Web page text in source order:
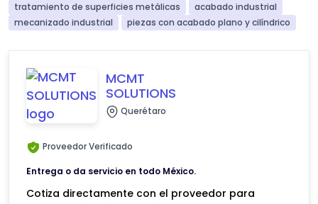
tratamiento de superficies metálicas
acabado industrial
mecanizado industrial
piezas con acabado plano y cilíndrico
MCMT
SOLUTIONS
Querétaro
Proveedor Verificado
Entrega o da servicio en todo México.
Cotiza directamente con el proveedor para